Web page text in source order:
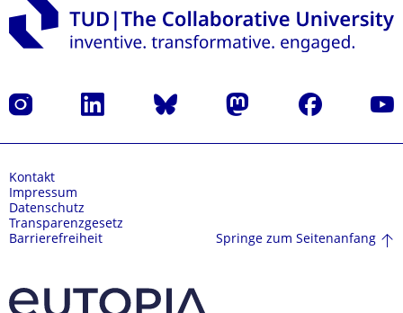
Instagram LinkedIn Bluesky Mastodon Facebook
Kontakt
Impressum
Datenschutz
Transparenzgesetz
Barrierefreiheit
Springe zum Seitenanfang